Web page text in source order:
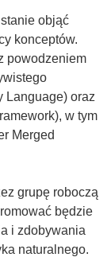
objąć
konceptów.
powodzeniem
Language) oraz
w tym
Merged
grupę roboczą
będzie
i zdobywania
naturalnego.